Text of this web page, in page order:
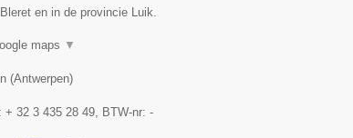
en in de provincie Luik.
maps ▼
(Antwerpen)
+ 32 3 435 28 49, BTW-nr: -